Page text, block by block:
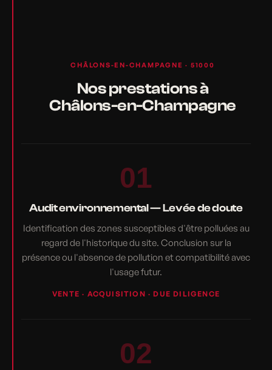
CHÂLONS-EN-CHAMPAGNE · 51000
Nos prestations à
Châlons-en-Champagne
01
Audit environnemental — Levée de doute
Identification des zones susceptibles d'être polluées au
regard de l'historique du site. Conclusion sur la
présence ou l'absence de pollution et compatibilité avec
l'usage futur.
VENTE · ACQUISITION · DUE DILIGENCE
02